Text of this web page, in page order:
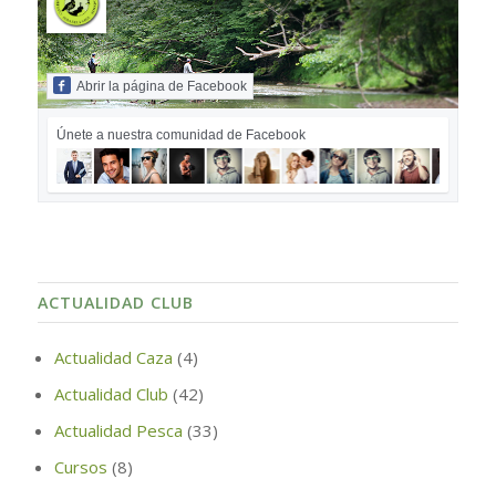
Abrir la página de Facebook
Únete a nuestra comunidad de Facebook
ACTUALIDAD CLUB
Actualidad Caza (4)
Actualidad Club (42)
Actualidad Pesca (33)
Cursos (8)